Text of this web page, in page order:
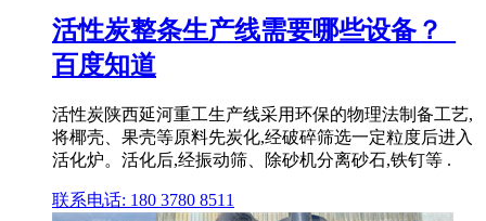
活性炭整条生产线需要哪些设备？_
百度知道
活性炭陕西延河重工生产线采用环保的物理法制备工艺,
将椰壳、果壳等原料先炭化,经破碎筛选一定粒度后进入
活化炉。活化后,经振动筛、除砂机分离砂石,铁钉等 .
联系电话: 180 3780 8511